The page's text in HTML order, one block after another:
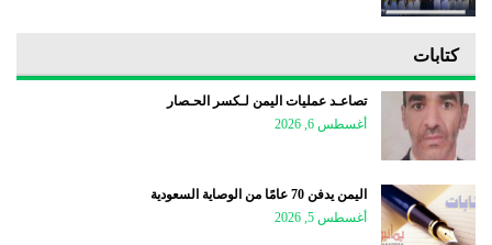
كتابات
تصاعـد عمليات اليمن لـكسر الحـصار
أغسطس 6, 2026
اليمن يدفن 70 عامًا من الوصاية السعودية
أغسطس 5, 2026